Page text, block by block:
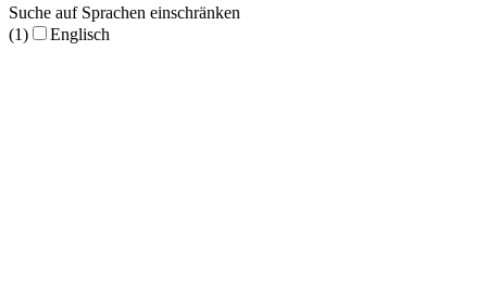
Suche auf Sprachen einschränken
(1)
Englisch